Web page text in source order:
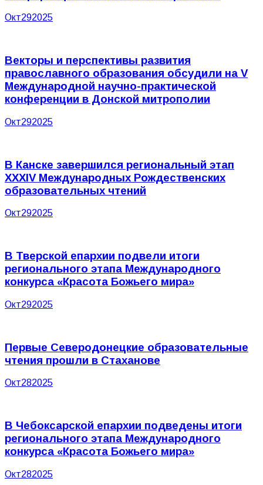
Окт292025
Векторы и перспективы развития
православного образования обсудили на V
Международной научно-практической
конференции в Донской митрополии
Окт292025
В Канске завершился региональный этап
XXXIV Международных Рождественских
образовательных чтений
Окт292025
В Тверской епархии подвели итоги
регионального этапа Международного
конкурса «Красота Божьего мира»
Окт292025
Первые Северодонецкие образовательные
чтения прошли в Стаханове
Окт282025
В Чебоксарской епархии подведены итоги
регионального этапа Международного
конкурса «Красота Божьего мира»
Окт282025